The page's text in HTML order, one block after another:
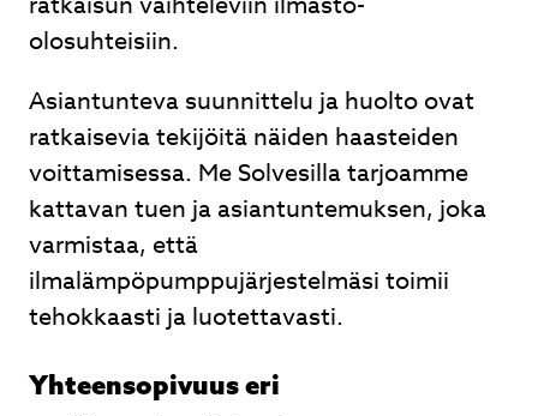
olosuhteisiin.
Asiantunteva suunnittelu ja huolto ovat
ratkaisevia tekijöitä näiden haasteiden
voittamisessa. Me Solvesilla tarjoamme
kattavan tuen ja asiantuntemuksen, joka
varmistaa, että
ilmalämpöpumppujärjestelmäsi toimii
tehokkaasti ja luotettavasti.
Yhteensopivuus eri